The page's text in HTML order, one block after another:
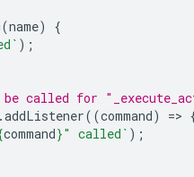
(name)
{
);
called for
.addListener((command) =>
command}" called` );